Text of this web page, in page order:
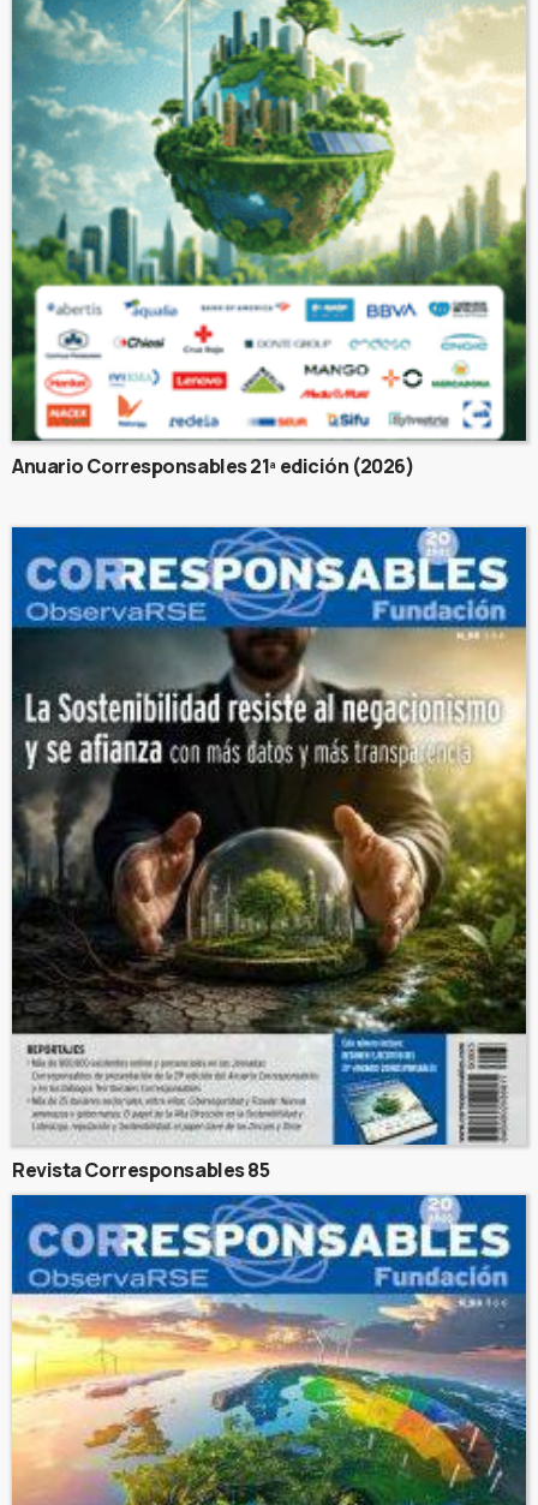
Anuario Corresponsables 21ª edición (2026)
Revista Corresponsables 85